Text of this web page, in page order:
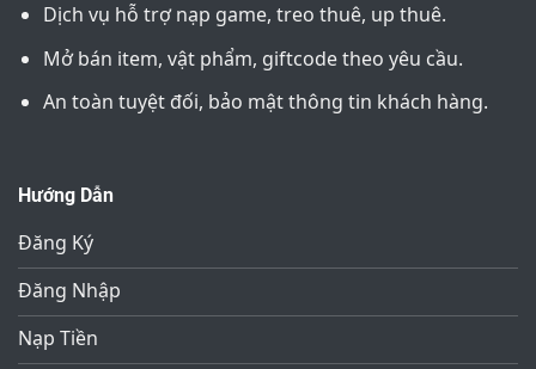
Dịch vụ hỗ trợ nạp game, treo thuê, up thuê.
Mở bán item, vật phẩm, giftcode theo yêu cầu.
An toàn tuyệt đối, bảo mật thông tin khách hàng.
Hướng Dẫn
Đăng Ký
Đăng Nhập
Nạp Tiền